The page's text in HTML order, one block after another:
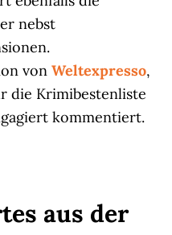
nebst
vonWeltexpresso,
die Krimibestenliste
kommentiert.
aus der